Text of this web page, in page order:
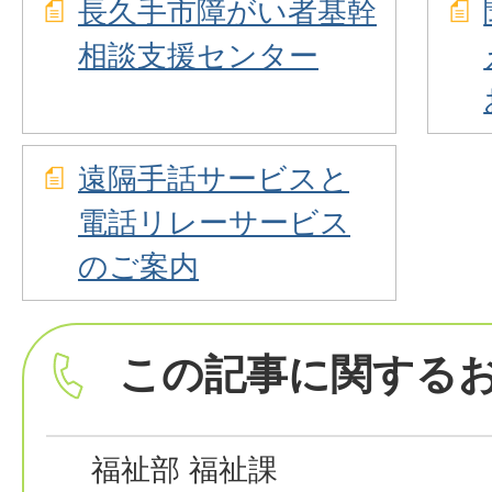
長久手市障がい者基幹
相談支援センター
遠隔手話サービスと
電話リレーサービス
のご案内
この記事に関する
福祉部 福祉課